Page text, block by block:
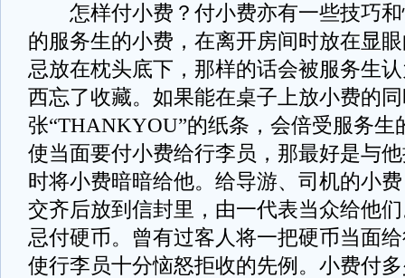
怎样付小费？付小费亦有一些技巧和
的服务生的小费，在离开房间时放在显
忌放在枕头底下，那样的话会被服务生
西忘了收藏。如果能在桌子上放小费的
张“THANKYOU”的纸条，会倍受服务生
使当面要付小费给行李员，那最好是与
时将小费暗暗给他。给导游、司机的小
交齐后放到信封里，由一代表当众给他
忌付硬币。曾有过客人将一把硬币当面
使行李员十分恼怒拒收的先例。小费付